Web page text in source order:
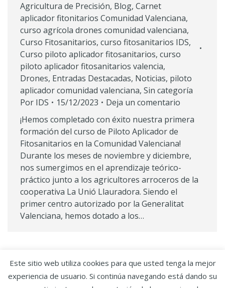
Agricultura de Precisión, Blog, Carnet
aplicador fitonitarios Comunidad Valenciana,
curso agrícola drones comunidad valenciana,
Curso Fitosanitarios, curso fitosanitarios IDS,
Curso piloto aplicador fitosanitarios, curso
piloto aplicador fitosanitarios valencia,
Drones, Entradas Destacadas, Noticias, piloto
aplicador comunidad valenciana, Sin categoría
Por IDS 15/12/2023
Deja un comentario
¡Hemos completado con éxito nuestra primera
formación del curso de Piloto Aplicador de
Fitosanitarios en la Comunidad Valenciana!
Durante los meses de noviembre y diciembre,
nos sumergimos en el aprendizaje teórico-
práctico junto a los agricultores arroceros de la
cooperativa La Unió Llauradora. Siendo el
primer centro autorizado por la Generalitat
Valenciana, hemos dotado a los…
Este sitio web utiliza cookies para que usted tenga la mejor
experiencia de usuario. Si continúa navegando está dando su